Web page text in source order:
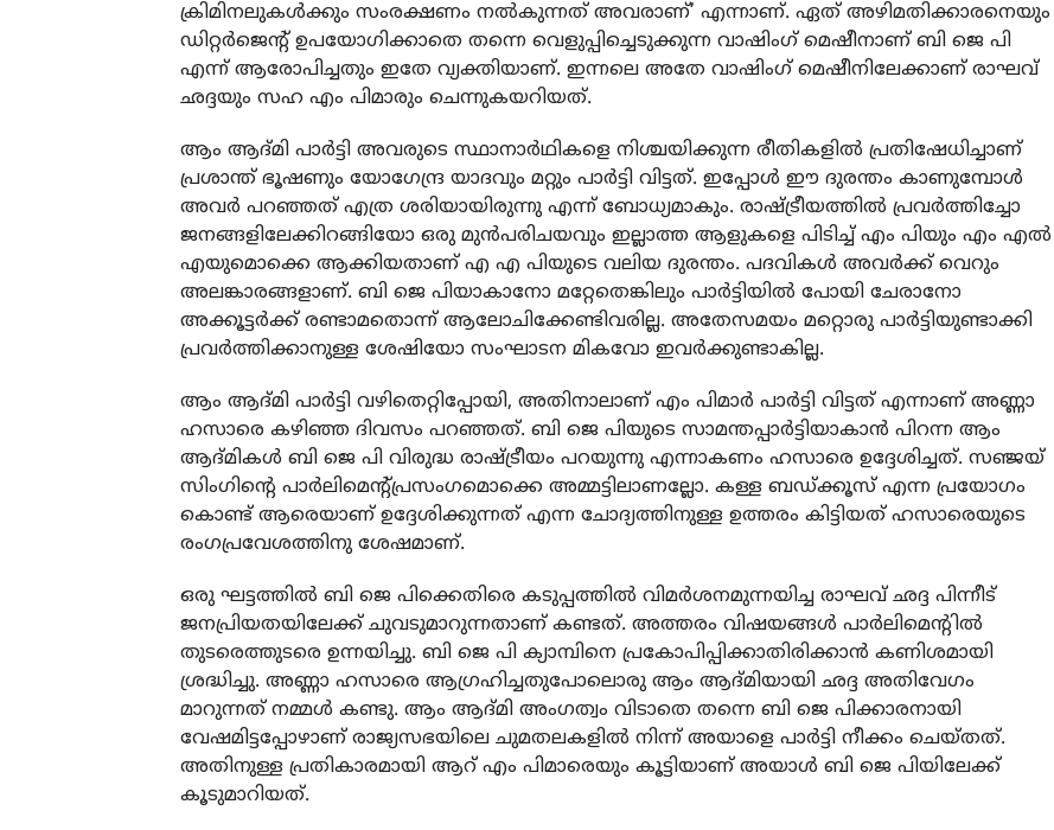
ക്രിമിനലുകള്‍ക്കും സംരക്ഷണം നല്‍കുന്നത് അവരാണ്’ എന്നാണ്. ഏത് അഴിമതിക്കാരനെയും
ഡിറ്റര്‍ജെന്റ് ഉപയോഗിക്കാതെ തന്നെ വെളുപ്പിച്ചെടുക്കുന്ന വാഷിംഗ് മെഷീനാണ് ബി ജെ പി
എന്ന് ആരോപിച്ചതും ഇതേ വ്യക്തിയാണ്. ഇന്നലെ അതേ വാഷിംഗ് മെഷീനിലേക്കാണ് രാഘവ്
ഛദ്ദയും സഹ എം പിമാരും ചെന്നുകയറിയത്.
ആം ആദ്മി പാര്‍ട്ടി അവരുടെ സ്ഥാനാര്‍ഥികളെ നിശ്ചയിക്കുന്ന രീതികളില്‍ പ്രതിഷേധിച്ചാണ്
പ്രശാന്ത് ഭൂഷണും യോഗേന്ദ്ര യാദവും മറ്റും പാര്‍ട്ടി വിട്ടത്. ഇപ്പോള്‍ ഈ ദുരന്തം കാണുമ്പോള്‍
അവര്‍ പറഞ്ഞത് എത്ര ശരിയായിരുന്നു എന്ന് ബോധ്യമാകും. രാഷ്ട്രീയത്തില്‍ പ്രവര്‍ത്തിച്ചോ
ജനങ്ങളിലേക്കിറങ്ങിയോ ഒരു മുന്‍പരിചയവും ഇല്ലാത്ത ആളുകളെ പിടിച്ച് എം പിയും എം എല്‍
എയുമൊക്കെ ആക്കിയതാണ് എ എ പിയുടെ വലിയ ദുരന്തം. പദവികള്‍ അവര്‍ക്ക് വെറും
അലങ്കാരങ്ങളാണ്. ബി ജെ പിയാകാനോ മറ്റേതെങ്കിലും പാര്‍ട്ടിയില്‍ പോയി ചേരാനോ
അക്കൂട്ടര്‍ക്ക് രണ്ടാമതൊന്ന് ആലോചിക്കേണ്ടിവരില്ല. അതേസമയം മറ്റൊരു പാര്‍ട്ടിയുണ്ടാക്കി
പ്രവര്‍ത്തിക്കാനുള്ള ശേഷിയോ സംഘാടന മികവോ ഇവര്‍ക്കുണ്ടാകില്ല.
ആം ആദ്മി പാര്‍ട്ടി വഴിതെറ്റിപ്പോയി, അതിനാലാണ് എം പിമാര്‍ പാര്‍ട്ടി വിട്ടത് എന്നാണ് അണ്ണാ
ഹസാരെ കഴിഞ്ഞ ദിവസം പറഞ്ഞത്. ബി ജെ പിയുടെ സാമന്തപ്പാര്‍ട്ടിയാകാന്‍ പിറന്ന ആം
ആദ്മികള്‍ ബി ജെ പി വിരുദ്ധ രാഷ്ട്രീയം പറയുന്നു എന്നാകണം ഹസാരെ ഉദ്ദേശിച്ചത്. സഞ്ജയ്
സിംഗിന്റെ പാര്‍ലിമെന്റ്പ്രസംഗമൊക്കെ അമ്മട്ടിലാണല്ലോ. കള്ള ബഡ്ക്കൂസ് എന്ന പ്രയോഗം
കൊണ്ട് ആരെയാണ് ഉദ്ദേശിക്കുന്നത് എന്ന ചോദ്യത്തിനുള്ള ഉത്തരം കിട്ടിയത് ഹസാരെയുടെ
രംഗപ്രവേശത്തിനു ശേഷമാണ്.
ഒരു ഘട്ടത്തില്‍ ബി ജെ പിക്കെതിരെ കടുപ്പത്തില്‍ വിമര്‍ശനമുന്നയിച്ച രാഘവ് ഛദ്ദ പിന്നീട്
ജനപ്രിയതയിലേക്ക് ചുവടുമാറുന്നതാണ് കണ്ടത്. അത്തരം വിഷയങ്ങള്‍ പാര്‍ലിമെന്റില്‍
തുടരെത്തുടരെ ഉന്നയിച്ചു. ബി ജെ പി ക്യാമ്പിനെ പ്രകോപിപ്പിക്കാതിരിക്കാന്‍ കണിശമായി
ശ്രദ്ധിച്ചു. അണ്ണാ ഹസാരെ ആഗ്രഹിച്ചതുപോലൊരു ആം ആദ്മിയായി ഛദ്ദ അതിവേഗം
മാറുന്നത് നമ്മള്‍ കണ്ടു. ആം ആദ്മി അംഗത്വം വിടാതെ തന്നെ ബി ജെ പിക്കാരനായി
വേഷമിട്ടപ്പോഴാണ് രാജ്യസഭയിലെ ചുമതലകളില്‍ നിന്ന് അയാളെ പാര്‍ട്ടി നീക്കം ചെയ്തത്.
അതിനുള്ള പ്രതികാരമായി ആറ് എം പിമാരെയും കൂട്ടിയാണ് അയാള്‍ ബി ജെ പിയിലേക്ക്
കൂടുമാറിയത്.